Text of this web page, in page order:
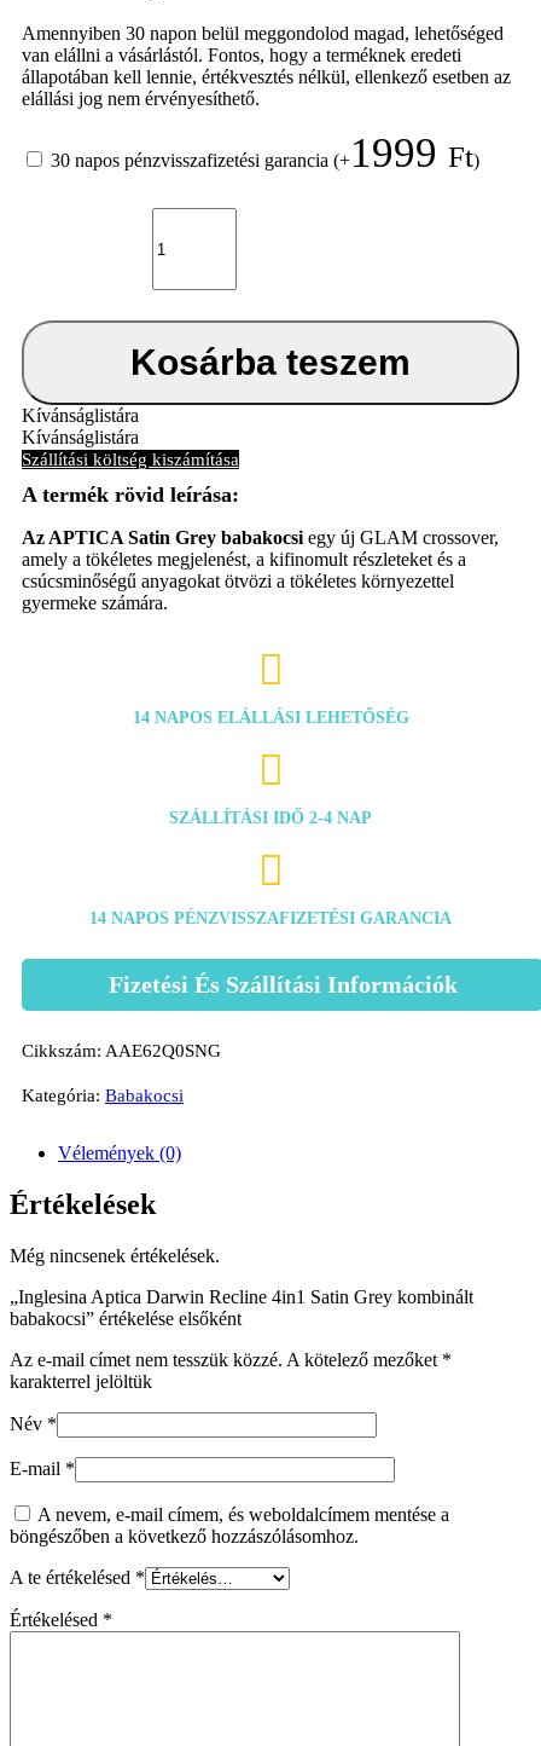
Az APTICA Satin Grey babakocsiegy új GLAM crossover,
amely a tökéletes megjelenést, a kifinomult részleteket és a
csúcsminőségű anyagokat ötvözi a tökéletes környezettel
gyermeke számára.
Amennyiben 30 napon belül meggondolod magad, lehetőséged
van elállni a vásárlástól. Fontos, hogy a terméknek eredeti
állapotában kell lennie, értékvesztés nélkül, ellenkező esetben az
elállási jog nem érvényesíthető.
30 napos pénzvisszafizetési garancia (+1999 Ft)
Aptica
Darwin
Satin
Grey
kombinált
Kosárba teszem
Kívánságlistára
Kívánságlistára
Szállítási költség kiszámítása

14 NAPOS ELÁLLÁSI LEHETŐSÉG

SZÁLLÍTÁSI IDŐ 2-4 NAP

14 NAPOS PÉNZVISSZAFIZETÉSI GARANCIA
Fizetési És Szállítási Információk
Cikkszám: AAE62Q0SNG
Kategória: Babakocsi
Vélemények (0)
Értékelések
Még nincsenek értékelések.
„Inglesina Aptica Darwin Recline 4in1 Satin Grey kombinált
babakocsi” értékelése elsőként
Az e-mail címet nem tesszük közzé. A kötelező mezőket *
karakterrel jelöltük
Név *
E-mail *
A nevem, e-mail címem, és weboldalcímem mentése a
böngészőben a következő hozzászólásomhoz.
A te értékelésed *
Értékelésed *